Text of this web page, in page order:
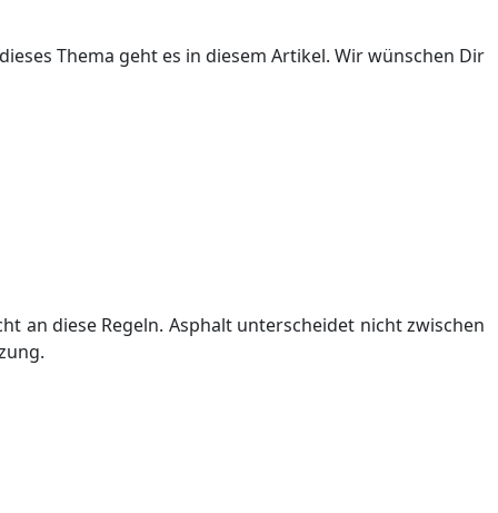
Thema geht es in diesem Artikel. Wir wünschen Dir
an diese Regeln. Asphalt unterscheidet nicht zwischen